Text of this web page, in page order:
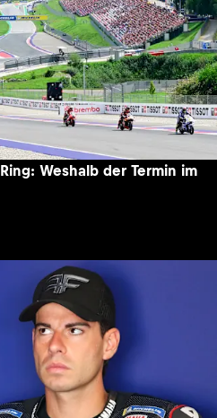
Weshalb der Termin im